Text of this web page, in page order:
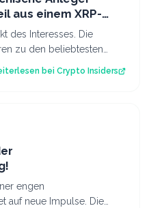
aus einem XRP-
€ sichern
des Interesses. Die
zu den beliebtesten
bei Crypto Insiders
engen
auf neue Impulse. Die